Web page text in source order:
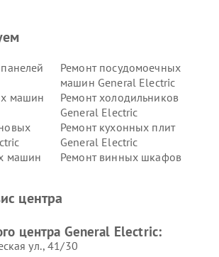
Ремонт посудомоечных
машин General Electric
машин
Ремонт холодильников
General Electric
Ремонт кухонных плит
General Electric
машин
Ремонт винных шкафов
General Electric
центра
центра General Electric:
ул., 41/30